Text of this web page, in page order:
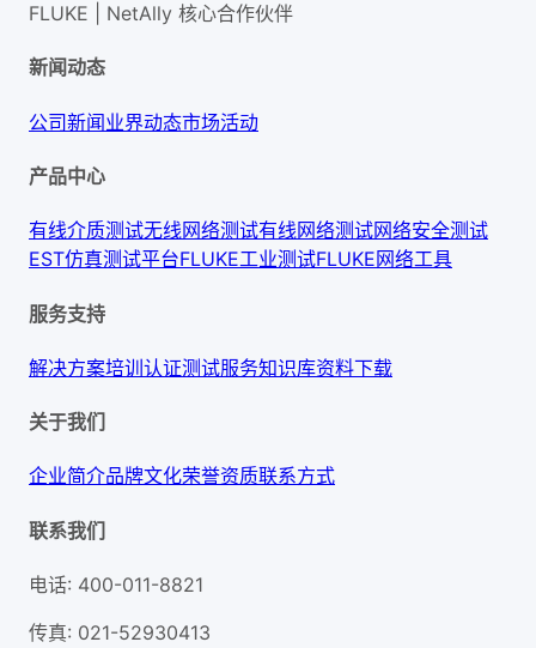
FLUKE | NetAlly 核心合作伙伴
新闻动态
公司新闻业界动态市场活动
产品中心
有线介质测试无线网络测试有线网络测试网络安全测试
EST仿真测试平台FLUKE工业测试FLUKE网络工具
服务支持
解决方案培训认证测试服务知识库资料下载
关于我们
企业简介品牌文化荣誉资质联系方式
联系我们
电话: 400-011-8821
传真: 021-52930413